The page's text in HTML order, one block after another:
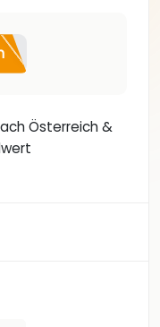
Österreich &